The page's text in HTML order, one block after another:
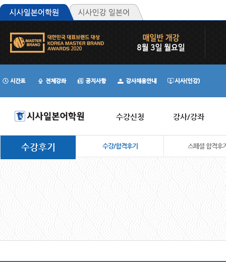
수강신청 강사/강좌
수강후기 수강/합격후기 스페셜 합격후